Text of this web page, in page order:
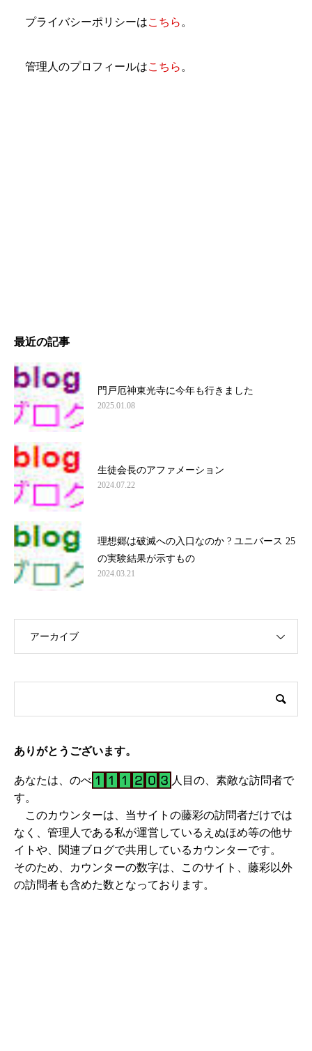
プライバシーポリシーはこちら 。
管理人のプロフィールはこちら 。
最近の記事
門戸厄神東光寺に今年も行きました
2025.01.08
生徒会長のアファメーション
2024.07.22
理想郷は破滅への入口なのか ? ユニバース 25
の実験結果が示すもの
2024.03.21
アーカイブ
ありがとうございます。
あなたは、のべ
人目の、素敵な訪問者で
す。
このカウンターは、当サイトの藤彩の訪問者だけでは
なく、管理人である私が運営しているえぬほめ等の他サ
イトや、関連ブログで共用しているカウンターです。
そのため、カウンターの数字は、このサイト、藤彩以外
の訪問者も含めた数となっております。